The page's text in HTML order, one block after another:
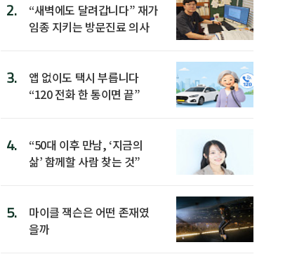
2.
“새벽에도 달려갑니다” 재가
임종 지키는 방문진료 의사
3.
앱 없이도 택시 부릅니다
“120 전화 한 통이면 끝”
4.
“50대 이후 만남, ‘지금의
삶’ 함께할 사람 찾는 것”
5.
마이클 잭슨은 어떤 존재였
을까